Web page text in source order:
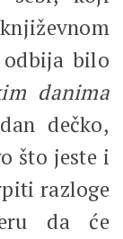
bilo
danima
dečko,
što jeste i
razloge
da će